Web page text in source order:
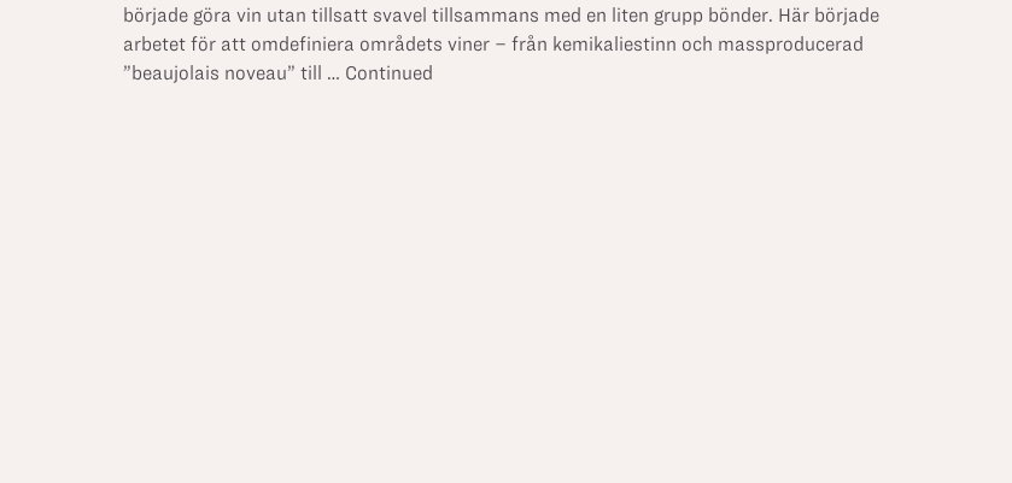
började göra vin utan tillsatt svavel tillsammans med en liten grupp bönder. Här började
arbetet för att omdefiniera områdets viner – från kemikaliestinn och massproducerad
”beaujolais noveau” till … Continued